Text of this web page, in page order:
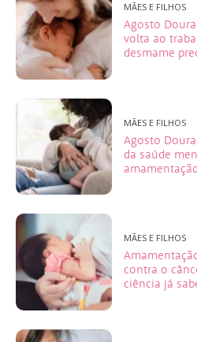
MÃES E FILHOS
Agosto
volta ao
desmame
MÃES E FILHOS
Agosto
da saúde
MÃES E FILHOS
contra o
ciência já